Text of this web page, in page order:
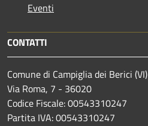
Eventi
CONTATTI
Comune di Campiglia dei Berici (VI)
Via Roma, 7 - 36020
Codice Fiscale: 00543310247
Partita IVA: 00543310247